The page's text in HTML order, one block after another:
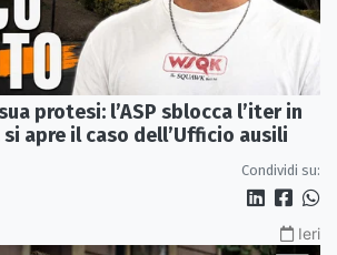
protesi: l’ASP sblocca l’iter in
si apre il caso dell’Ufficio ausili
Condividi su:
Ieri